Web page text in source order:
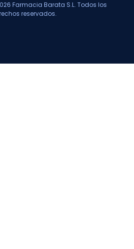
Farmacia Barata S.L. Todos los
reservados.